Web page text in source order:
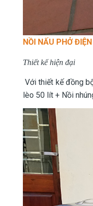
NỒI NẤU PHỞ
Thiết kế hiện đại
Với thiết kế đồng
lèo 50 lít + Nồi